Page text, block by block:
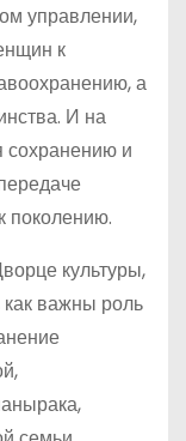
управлении,
к
а
И на
сохранению и
поколению.
культуры,
как важны роль